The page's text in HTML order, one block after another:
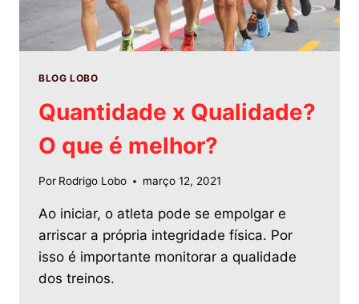
BLOG LOBO
Quantidade x Qualidade?
O que é melhor?
Por Rodrigo Lobo março 12, 2021
Ao iniciar, o atleta pode se empolgar e
arriscar a própria integridade física. Por
isso é importante monitorar a qualidade
dos treinos.